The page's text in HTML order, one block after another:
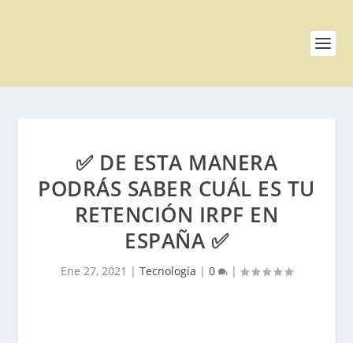
✅ DE ESTA MANERA
PODRÁS SABER CUÁL ES TU
RETENCIÓN IRPF EN
ESPAÑA ✅
Ene 27, 2021 | Tecnología | 0 |